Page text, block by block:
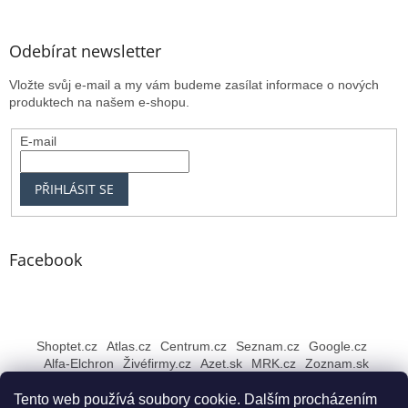
Tento web používá soubory cookie. Dalším procházením
Odebírat newsletter
Vložte svůj e-mail a my vám budeme zasílat informace o nových
produktech na našem e-shopu.
E-mail
PŘIHLÁSIT SE
Facebook
Shoptet.cz Atlas.cz Centrum.cz Seznam.cz
Google.cz
Alfa-Elchron
Živéfirmy.cz Azet.sk MRK.cz Zoznam.sk